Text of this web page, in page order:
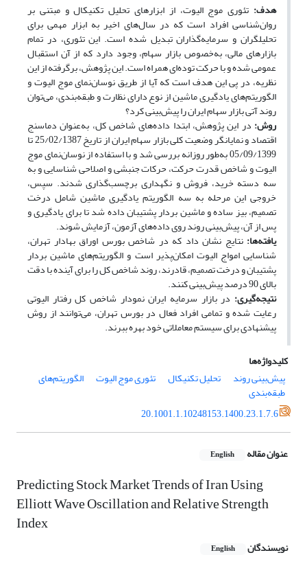
هدف: تئوری موج الیوت، از ابزارهای تحلیل تکنیکال و مبتنی بر
روان‌شناسی افراد است که در سال‌های اخیر به‎ ابزار مهمی برای
تحلیلگران و سرمایه‌گذاران تبدیل شده است. این تئوری، در تمام
بازارهای مالی، به‌خصوص بازار سهام، وجود دارد که از آن استقبال
عمومی شده و با حرکت توده‌ای همراه است. این پژوهش، برگرفته از این
نظریه، در پی این هدف است که آیا از طریق نوسان‌نمای موج الیوت و
الگوریتم‌های یادگیری ماشین از نوع دارای نظارت و طبقه‌بندی، می‌توان
روند آتی بازار سهام ایران را پیش‌بینی کرد؟
روش: در این پژوهش، ابتدا داده‌های شاخص کل، به‌عنوان دماسنج
اقتصاد و نمایانگر وضعیت کلی بازار سهام ایران از تاریخ 25/02/1387 تا
05/09/1399 به‌طور روزانه بررسی شد و با استفاده از نوسان‌نمای موج
الیوت و شاخص قدرت حرکت، حرکات جنبشی و اصلاحی شناسایی و به
سه دسته خرید، فروش و نگهداری برچسب‌گذاری شدند. سپس،
خروجی این مرحله به سه الگوریتم یادگیری ماشین شامل درخت
تصمیم، بیز ساده و ماشین بردار پشتیبان داده شد تا برای یادگیری و
پس از آن، پیش‌بینی روند روی داده‌های آزمون، آزمایش شوند.
یافته‌ها: نتایج نشان داد که در شاخص‌ بورس اوراق بهادار تهران،
شناسایی امواج الیوت امکان‌پذیر است و الگوریتم‌های ماشین بردار
پشتیبان و درخت تصمیم، قادرند، روند شاخص کل را برای آینده با دقت
بالای 90 درصد پیش‌بینی کنند.
نتیجه‌گیری: در بازار سرمایه ایران نمودار شاخص کل رفتار الیوتی
رعایت شده و تمامی افراد فعال در بورس تهران، می‌توانند از روش
پیشنهادی برای سیستم معاملاتی خود بهره ببرند.
کلیدواژه‌ها
پیش‌بینی روند
تحلیل تکنیکال تئوری موج الیوت الگوریتم‌های
طبقه‌بندی
20.1001.1.10248153.1400.23.1.7.6
عنوان مقاله English
Predicting Stock Market Trends of Iran Using
Elliott Wave Oscillation and Relative Strength
Index
نویسندگان English